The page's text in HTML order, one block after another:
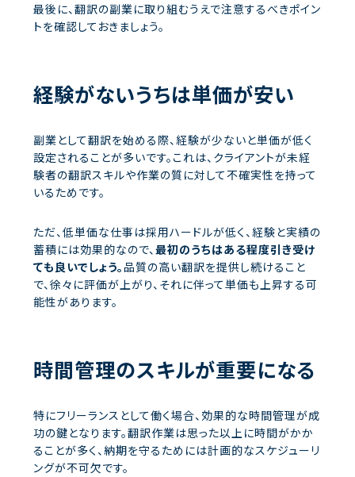
最後に、翻訳の副業に取り組むうえで注意するべきポイン
トを確認しておきましょう。
経験がないうちは単価が安い
副業として翻訳を始める際、経験が少ないと単価が低く
設定されることが多いです。これは、クライアントが未経
験者の翻訳スキルや作業の質に対して不確実性を持って
いるためです。
ただ、低単価な仕事は採用ハードルが低く、経験と実績の
蓄積には効果的なので、最初のうちはある程度引き受け
ても良いでしょう。品質の高い翻訳を提供し続けること
で、徐々に評価が上がり、それに伴って単価も上昇する可
能性があります。
時間管理のスキルが重要になる
特にフリーランスとして働く場合、効果的な時間管理が成
功の鍵となります。翻訳作業は思った以上に時間がかか
ることが多く、納期を守るためには計画的なスケジューリ
ングが不可欠です。